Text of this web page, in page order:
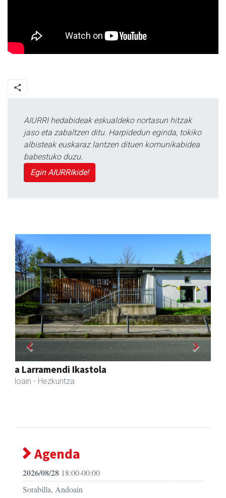
AIURRI hedabideak eskualdeko nortasun hitzak
jaso eta zabaltzen ditu. Harpidedun eginda, tokiko
albisteak euskaraz lantzen dituen komunikabidea
babestuko duzu.
Egin AIURRIkide!
Stop liburu-denda
Andoain - Liburu-dendak
Previous Next
Agenda
2026/08/28 18:00-00:00
Sorabilla, Andoain